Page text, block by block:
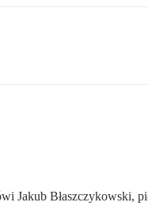
Jakub Błaszczykowski,